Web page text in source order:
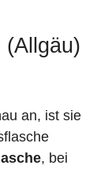
(Allgäu)
an, ist sie
, bei